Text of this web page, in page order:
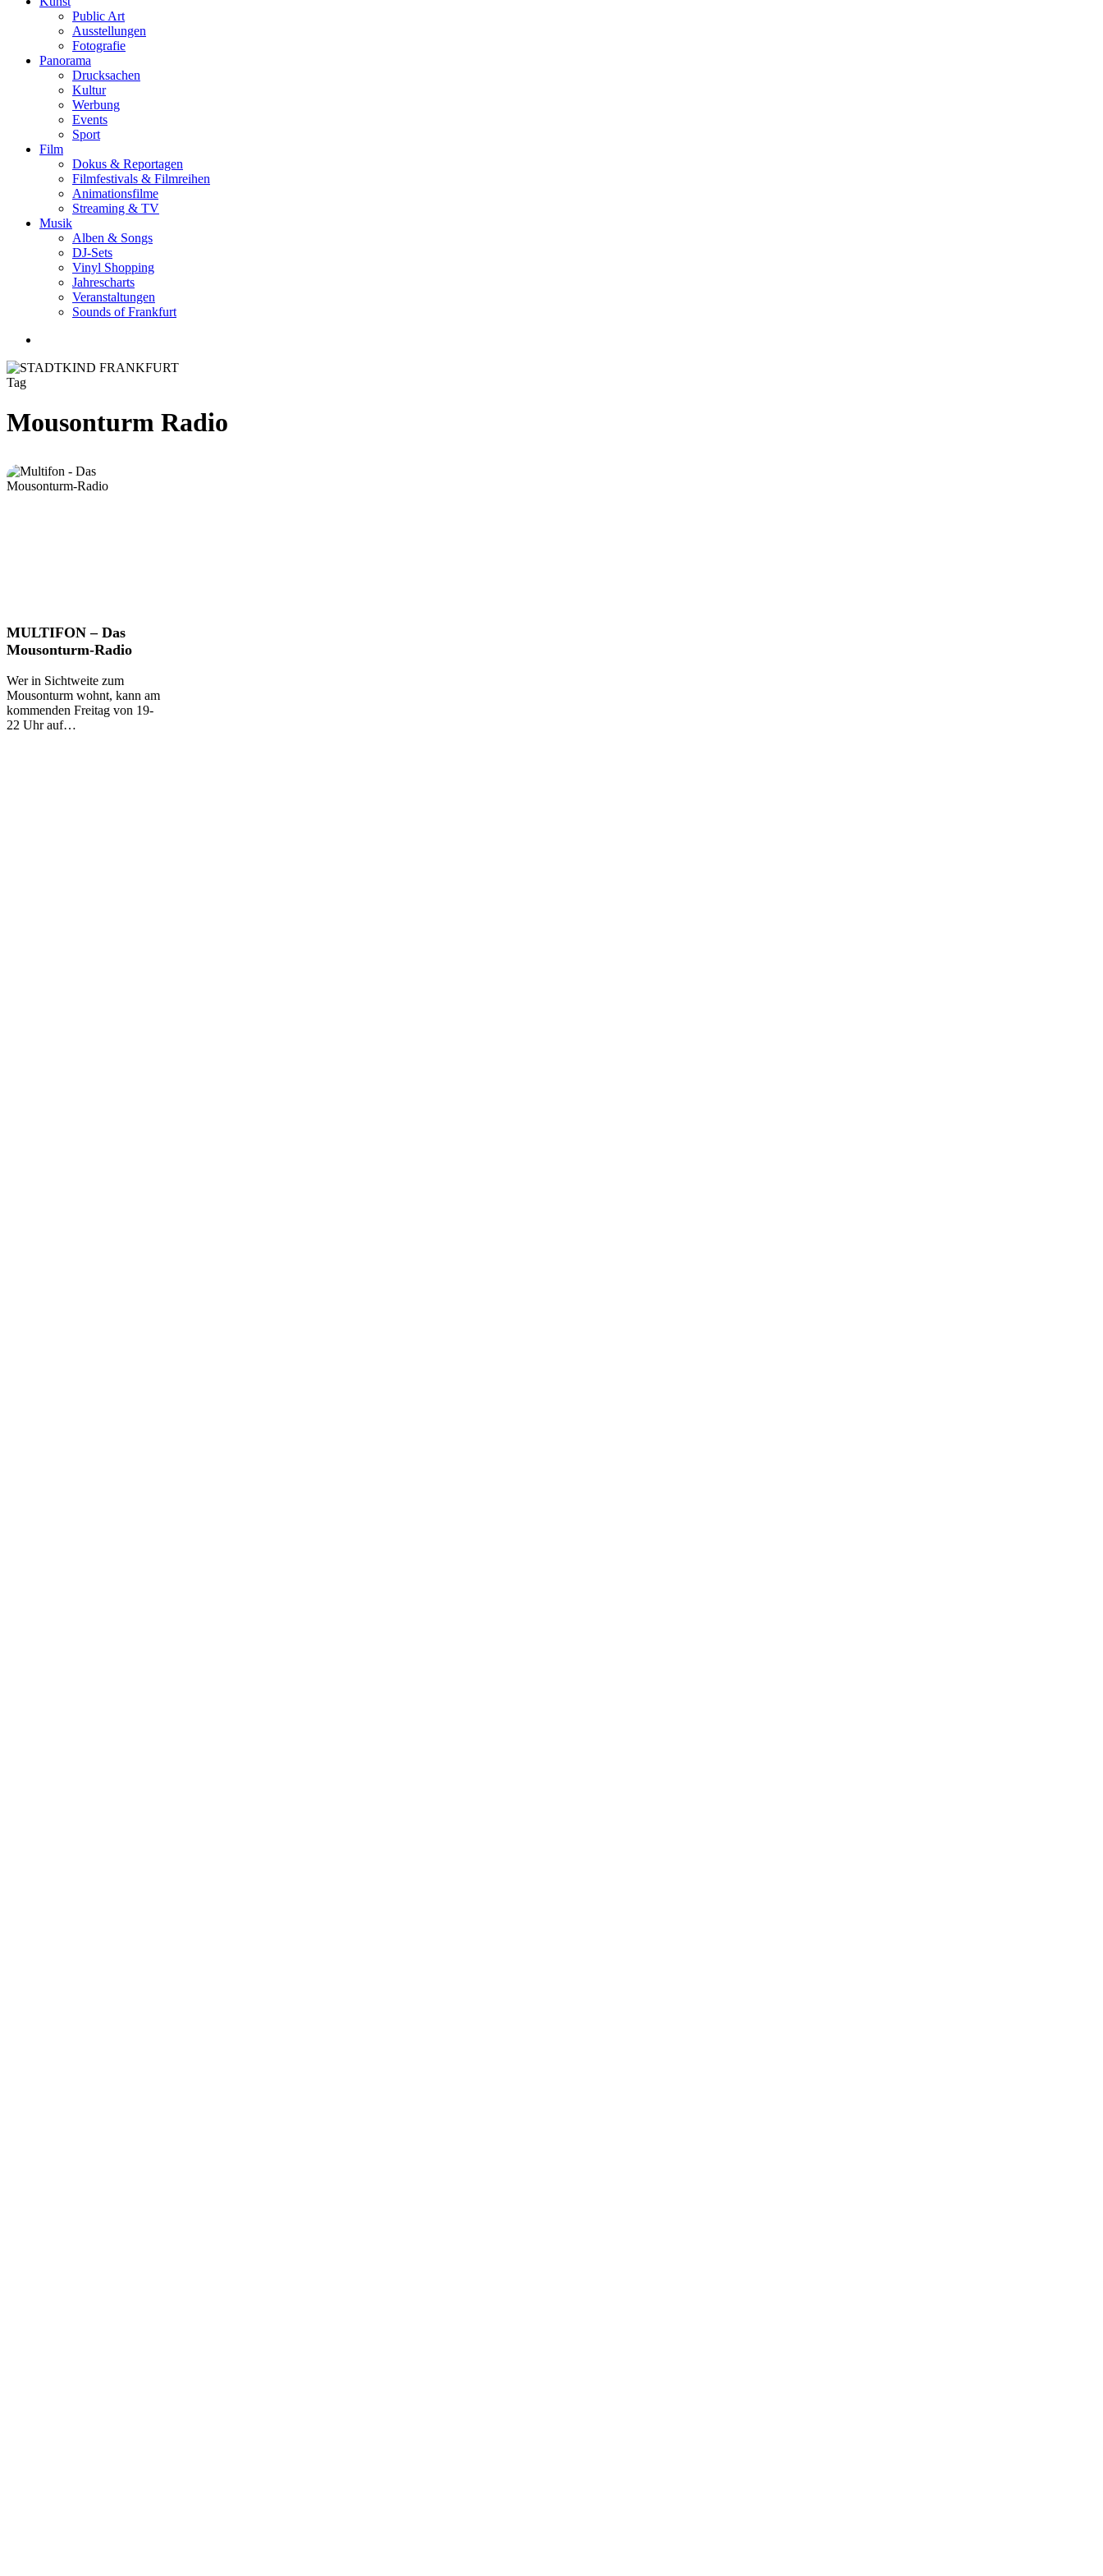
Public Art
Ausstellungen
Fotografie
Panorama
Drucksachen
Kultur
Werbung
Events
Sport
Film
Dokus & Reportagen
Filmfestivals & Filmreihen
Animationsfilme
Streaming & TV
Musik
Alben & Songs
DJ-Sets
Vinyl Shopping
Jahrescharts
Veranstaltungen
Sounds of Frankfurt
Tag
Mousonturm Radio
MULTIFON
–
Mousonturm-
Radio
MULTIFON – Das
Mousonturm-Radio
Wer in Sichtweite zum
Mousonturm wohnt, kann am
kommenden Freitag von 19-
22 Uhr auf…